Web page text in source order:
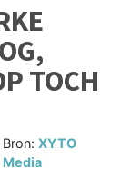
TOCH
Bron: XYTO
Media